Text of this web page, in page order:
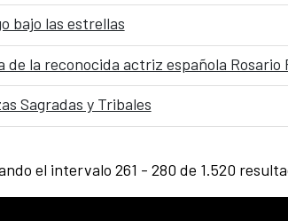
bajo las estrellas
de la reconocida actriz española Rosario
Sagradas y Tribales
el intervalo 261 - 280 de 1.520